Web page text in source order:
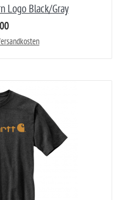
Logo Black/Gray